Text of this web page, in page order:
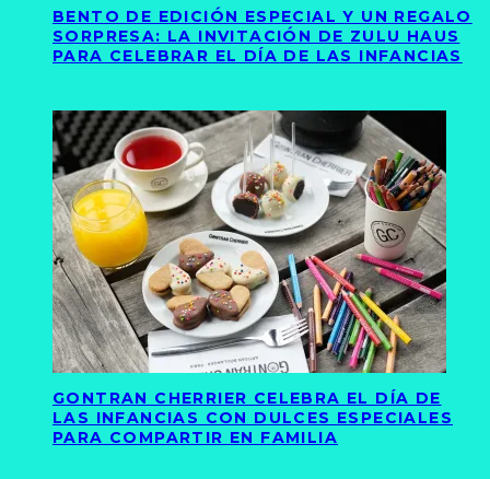
BENTO DE EDICIÓN ESPECIAL Y UN REGALO
SORPRESA: LA INVITACIÓN DE ZULU HAUS
PARA CELEBRAR EL DÍA DE LAS INFANCIAS
GONTRAN CHERRIER CELEBRA EL DÍA DE
LAS INFANCIAS CON DULCES ESPECIALES
PARA COMPARTIR EN FAMILIA